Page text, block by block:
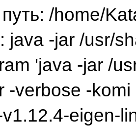
/home/
java -jar /usr/
'java -jar /
-verbose -
eigen-